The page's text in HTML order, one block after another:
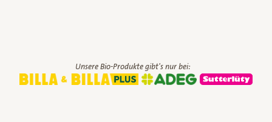
Unsere Bio-Produkte gibt's nur bei: